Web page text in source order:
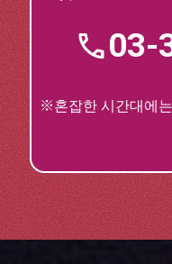
03-
※혼잡한 시간대에